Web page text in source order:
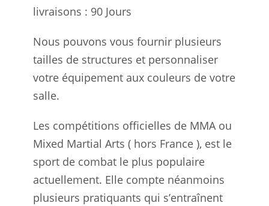
livraisons : 90 Jours
Nous pouvons vous fournir plusieurs
tailles de structures et personnaliser
votre équipement aux couleurs de votre
salle.
Les compétitions officielles de MMA ou
Mixed Martial Arts ( hors France ), est le
sport de combat le plus populaire
actuellement. Elle compte néanmoins
plusieurs pratiquants qui s’entraînent